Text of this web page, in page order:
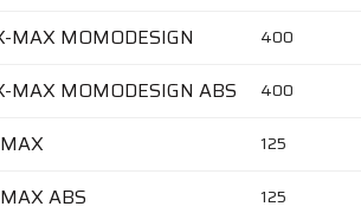
MAX MOMODESIGN 400
MAX MOMODESIGN ABS 400
125
ABS 125